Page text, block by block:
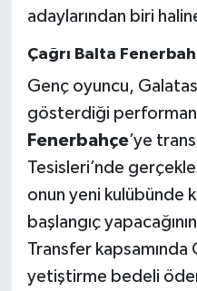
adaylarından biri
Çağrı Balta
Genç oyuncu,
gösterdiği
Fenerbahçe’ye
Tesisleri’nde
onun yeni kulübünde
başlangıç
Transfer kapsamında
yetiştirme bedeli